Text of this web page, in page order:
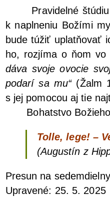
Pra­vi­del­né štú­dium
k napl­ne­niu Boží­mi
bude túžiť uplat­ňo­vať
ho, roz­jí­ma o ňom
dáva svo­je ovo­cie
poda­rí sa mu“(Žalm
s jej pomo­cou aj tie
Bohat­stvo Božie­ho
Tol­le, lege! –
(Augus­tín z
Pre­sun na
Upra­ve­né: 25. 5. 2025